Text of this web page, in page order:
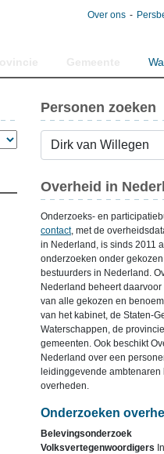
Over ons
Personen zoeken
Overheid in
Onderzoeks- en
contact, met de
in Nederland, is sinds 2011
onderzoeken onder
bestuurders in Nederland.
Nederland beheert daarvoor
van alle gekozen en
van het kabinet, de Staten-
Waterschappen, de
gemeenten. Ook beschikt
Nederland over een
leidinggevende ambtenaren
overheden.
Onderzoeken
Belevingsonderzoek
Volksvertegenwoordigers